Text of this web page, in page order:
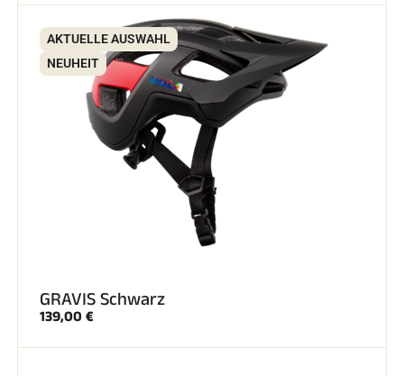
SKIFAHREN IN JEDEM GELÄNDE
AKTUELLE AUSWAHL
NEUHEIT
GRAVIS Schwarz
139,00 €